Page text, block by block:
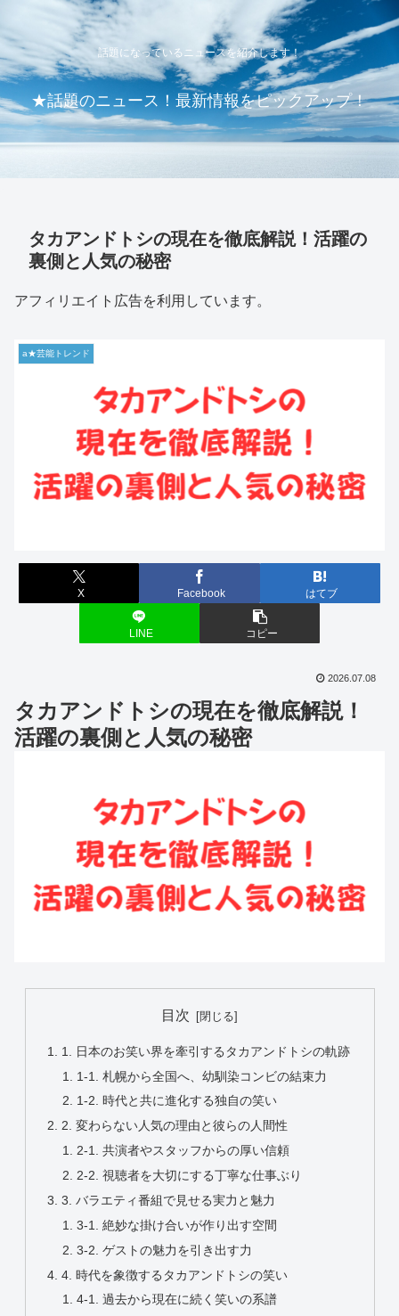
話題になっているニュースを紹介します！
★話題のニュース！最新情報をピックアップ！
タカアンドトシの現在を徹底解説！活躍の
裏側と人気の秘密
アフィリエイト広告を利用しています。
a★芸能トレンド
X Facebook はてブ
LINE コピー
2026.07.08
タカアンドトシの現在を徹底解説！
活躍の裏側と人気の秘密
目次
1. 日本のお笑い界を牽引するタカアンドトシの軌跡
1-1. 札幌から全国へ、幼馴染コンビの結束力
1-2. 時代と共に進化する独自の笑い
2. 変わらない人気の理由と彼らの人間性
2-1. 共演者やスタッフからの厚い信頼
2-2. 視聴者を大切にする丁寧な仕事ぶり
3. バラエティ番組で見せる実力と魅力
3-1. 絶妙な掛け合いが作り出す空間
3-2. ゲストの魅力を引き出す力
4. 時代を象徴するタカアンドトシの笑い
4-1. 過去から現在に続く笑いの系譜